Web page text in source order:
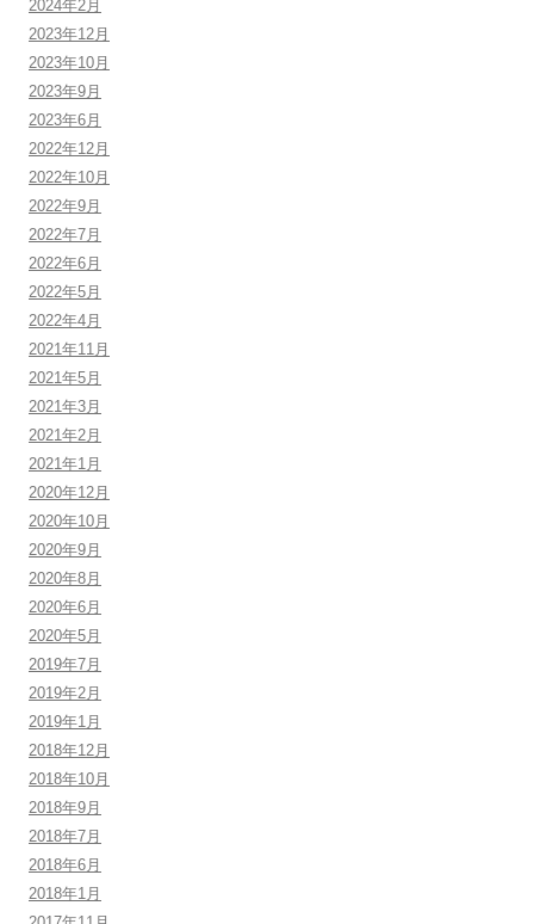
2024年2月
2023年12月
2023年10月
2023年9月
2023年6月
2022年12月
2022年10月
2022年9月
2022年7月
2022年6月
2022年5月
2022年4月
2021年11月
2021年5月
2021年3月
2021年2月
2021年1月
2020年12月
2020年10月
2020年9月
2020年8月
2020年6月
2020年5月
2019年7月
2019年2月
2019年1月
2018年12月
2018年10月
2018年9月
2018年7月
2018年6月
2018年1月